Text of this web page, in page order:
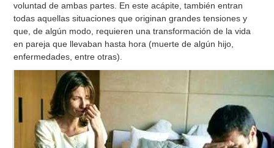
voluntad de ambas partes. En este acápite, también entran
todas aquellas situaciones que originan grandes tensiones y
que, de algún modo, requieren una transformación de la vida
en pareja que llevaban hasta hora (muerte de algún hijo,
enfermedades, entre otras).